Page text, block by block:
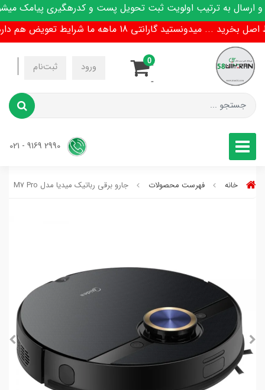
به ترتیب اولویت ثبت تحویل پست و کدرهگیری پیامک میشود
گارانتی 18 ماهه ما شرایط تعویض هم داره !
ورود ثبت‌نام
-
-
0
خانه فهرست محصولات جارو برقی رباتیک میدیا مدل M7 Pro